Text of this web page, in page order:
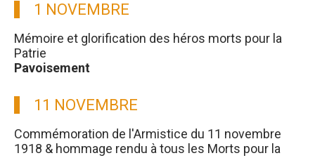
1 NOVEMBRE
Mémoire et glorification des héros morts pour la
Patrie
Pavoisement
11 NOVEMBRE
Commémoration de l'Armistice du 11 novembre
1918 & hommage rendu à tous les Morts pour la